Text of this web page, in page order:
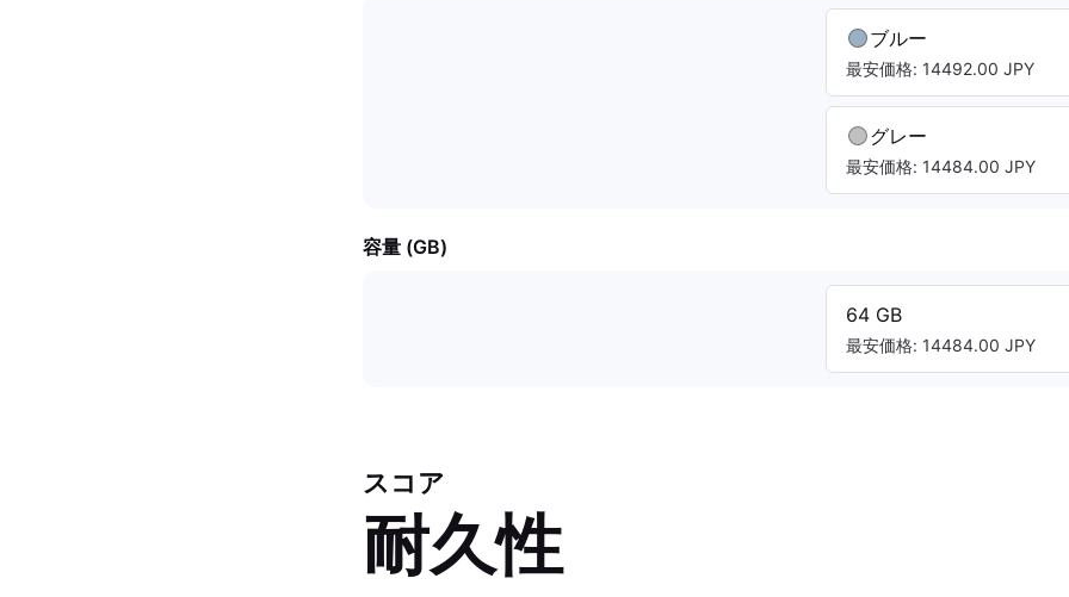
ブルー
最安価格: 14492.00 JPY
グレー
最安価格: 14484.00 JPY
容量 (GB)
64 GB
最安価格: 14484.00 JPY
スコア
耐久性